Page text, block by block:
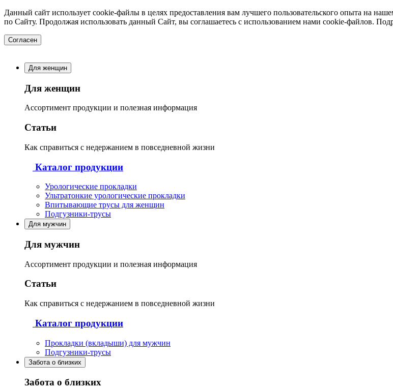
Данный сайт использует cookie-файлы в целях предоставления вам лучшего пользовательского опыта на
по Сайту. Продолжая использовать данный Сайт, вы соглашаетесь с использованием нами cookie-файлов.
Согласен
Для женщин
Для женщин
Ассортимент продукции и полезная информация
Статьи
Как справиться с недержанием в повседневной жизни
Каталог продукции
Урологические прокладки
Ультратонкие урологические прокладки
Впитывающие трусы для женщин
Подгузники-трусы
Для мужчин
Для мужчин
Ассортимент продукции и полезная информация
Статьи
Как справиться с недержанием в повседневной жизни
Каталог продукции
Прокладки (вкладыши) для мужчин
Подгузники-трусы
Забота о близких
Забота о близких